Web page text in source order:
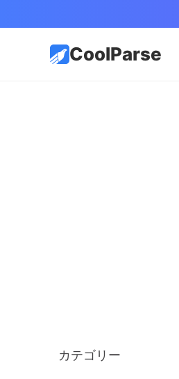
CoolParse
カテゴリー